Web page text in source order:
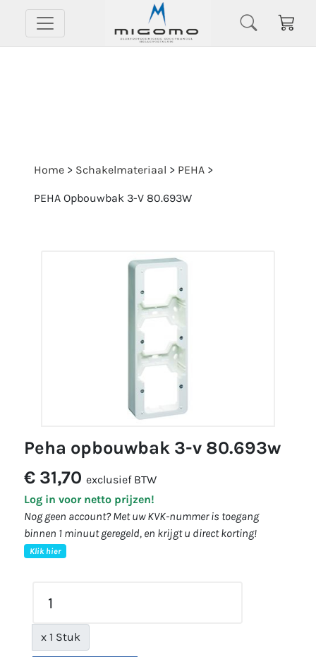
Home > Schakelmateriaal > PEHA >
PEHA Opbouwbak 3-V 80.693W
peha opbouwbak 3-v 80.693w
€ 31,70 exclusief BTW
Log in voor netto prijzen!
Nog geen account? Met uw KVK-nummer is toegang
binnen 1 minuut geregeld, en krijgt u direct korting!
Klik hier
x 1 Stuk